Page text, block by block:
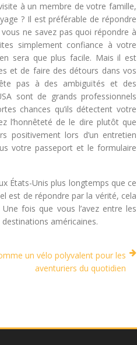
à un membre de votre famille,
? Il est préférable de répondre
ne savez pas quoi répondre à
simplement confiance à votre
sera que plus facile. Mais il est
et de faire des détours dans vos
pas à des ambiguïtés et des
sont de grands professionnels
chances qu’ils détectent votre
l’honnêteté de le dire plutôt que
positivement lors d’un entretien
votre passeport et le formulaire
États-Unis plus longtemps que ce
est de répondre par la vérité, cela
fois que vous l’avez entre les
américaines.
un vélo polyvalent pour les
aventuriers du quotidien